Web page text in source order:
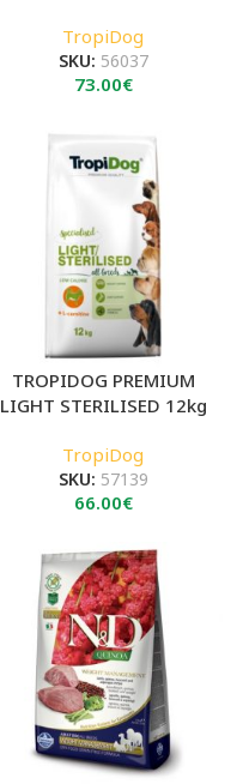
TropiDog
SKU: 56037
73.00€
TROPIDOG PREMIUM
LIGHT STERILISED 12kg
TropiDog
SKU: 57139
66.00€